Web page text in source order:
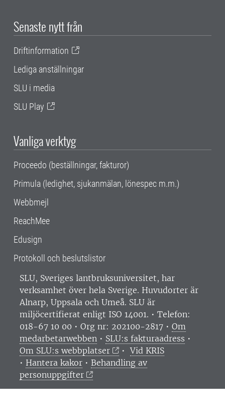
Senaste nytt från
Driftinformation
Lediga anställningar
SLU i media
SLU Play
Vanliga verktyg
Proceedo (beställningar, fakturor)
Primula (ledighet, sjukanmälan, lönespec m.m.)
Webbmejl
ReachMee
Edusign
Protokoll och beslutslistor
SLU, Sveriges lantbruksuniversitet, har
verksamhet över hela Sverige. Huvudorter är
Alnarp, Uppsala och Umeå. SLU är
miljöcertifierat enligt ISO 14001. • Telefon:
018-67 10 00 • Org nr: 202100-2817 • Om
medarbetarwebben • SLU:s fakturaadress •
Om SLU:s webbplatser
•Vid KRIS
• Hantera kakor • Behandling av
personuppgifter